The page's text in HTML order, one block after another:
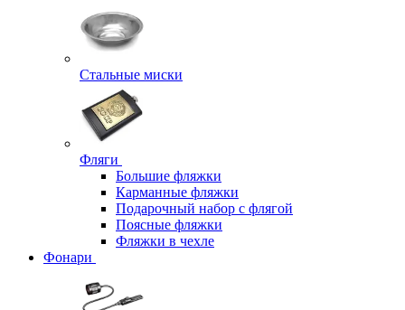
Стальные миски
Фляги
Большие фляжки
Карманные фляжки
Подарочный набор с флягой
Поясные фляжки
Фляжки в чехле
Фонари